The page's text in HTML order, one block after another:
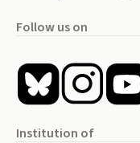
Follow us on
Institution of